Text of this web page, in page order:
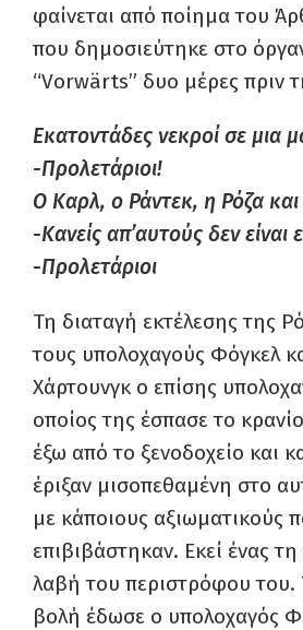
φαίνεται από ποίημα του
που δημοσιεύτηκε στο
“Vorwärts” δυο μέρες πριν
Εκατοντάδες νεκροί σε μια
-Προλετάριοι!
Ο Καρλ, ο Ράντεκ, η Ρόζα
-Κανείς απ’αυτούς δεν είναι
-Προλετάριοι
Τη διαταγή εκτέλεσης της
τους υπολοχαγούς Φόγκελ
Χάρτουνγκ ο επίσης
οποίος της έσπασε το
έξω από το ξενοδοχείο και
έριξαν μισοπεθαμένη στο
με κάποιους αξιωματικούς
επιβιβάστηκαν. Εκεί ένας
λαβή του περιστρόφου του.
βολή έδωσε ο υπολοχαγός